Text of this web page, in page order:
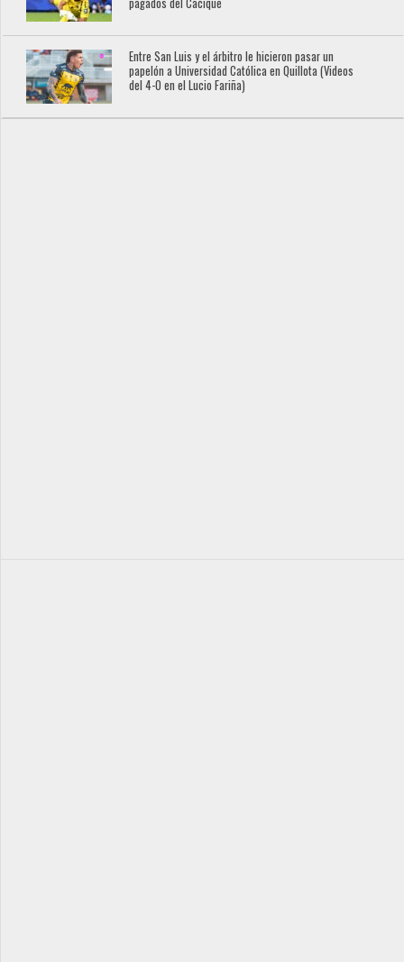
pagados del Cacique
Entre San Luis y el árbitro le hicieron pasar un
papelón a Universidad Católica en Quillota (Videos
del 4-0 en el Lucio Fariña)